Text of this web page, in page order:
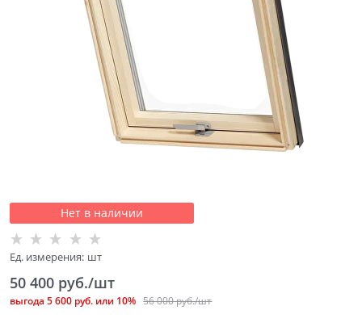
Нет в наличии
Ед. измерения: шт
56 000 руб./шт
50 400 руб./шт
выгода 5 600 руб. или 10%